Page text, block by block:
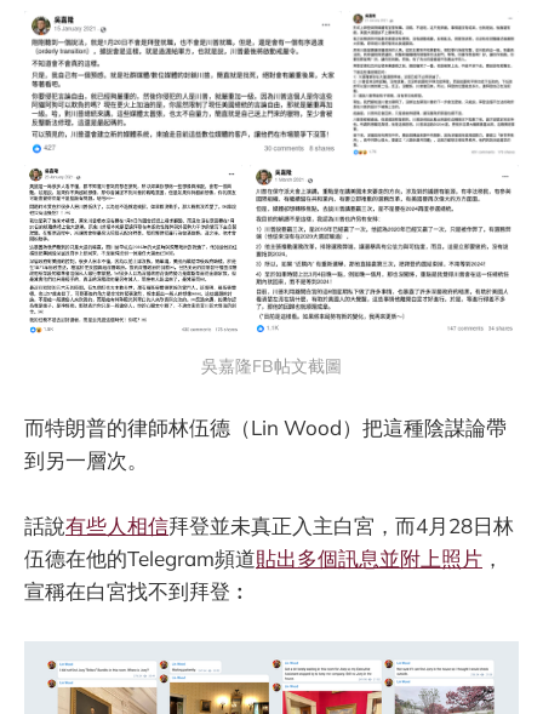
吳嘉隆FB帖文截圖
而特朗普的律師林伍德（Lin Wood）把這種陰謀論帶
到另一層次。
話說有些人相信拜登並未真正入主白宮，而4月28日林
伍德在他的Telegram頻道貼出多個訊息並附上照片 ，
宣稱在白宮找不到拜登︰